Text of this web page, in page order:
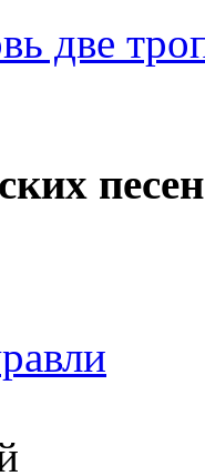
две
песен